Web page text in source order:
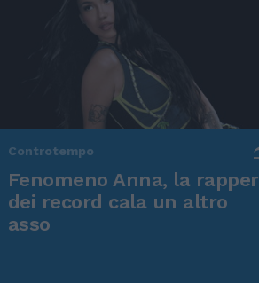
Controtempo
Fenomeno Anna, la rapper
dei record cala un altro
asso